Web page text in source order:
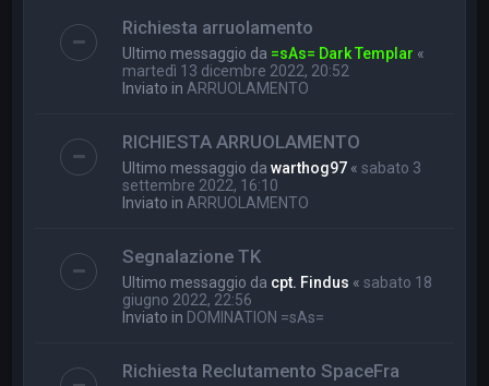
Richiesta arruolamento
Ultimo messaggio da =sAs= Dark Templar «
martedì 13 dicembre 2022, 20:52
Inviato in ARRUOLAMENTO
RICHIESTA ARRUOLAMENTO
Ultimo messaggio dawarthog97 «sabato 3
settembre 2022, 16:10
Inviato in ARRUOLAMENTO
Segnalazione TK
Ultimo messaggio da cpt. Findus «sabato 18
giugno 2022, 22:56
Inviato in DOMINATION =sAs=
Richiesta Reclutamento SpaceFra